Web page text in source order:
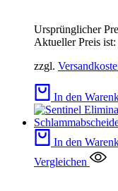
Ursprünglicher
Aktueller Preis
zzgl.
In den
In den
Vergleichen